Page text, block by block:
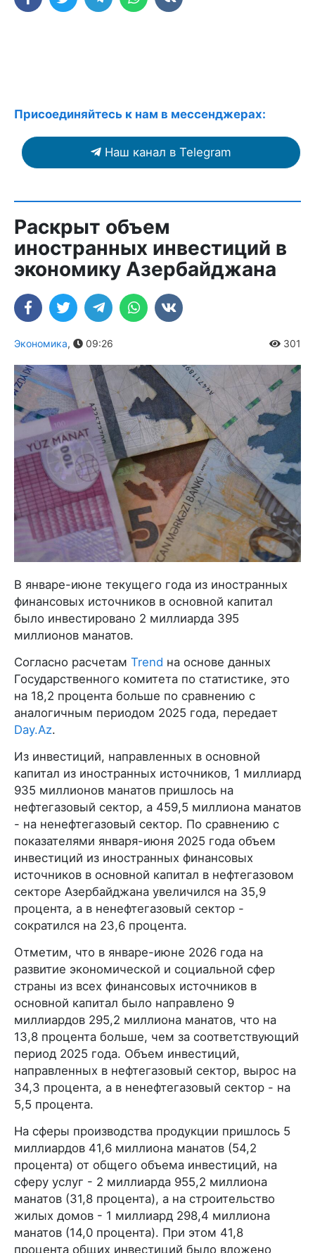
Присоединяйтесь к нам в мессенджерах:
Наш канал в Telegram
Раскрыт объем
иностранных инвестиций в
экономику Азербайджана
Экономика, 09:26 301
В январе-июне текущего года из иностранных
финансовых источников в основной капитал
было инвестировано 2 миллиарда 395
миллионов манатов.
Согласно расчетам Trend на основе данных
Государственного комитета по статистике, это
на 18,2 процента больше по сравнению с
аналогичным периодом 2025 года, передает
Day.Az.
Из инвестиций, направленных в основной
капитал из иностранных источников, 1 миллиард
935 миллионов манатов пришлось на
нефтегазовый сектор, а 459,5 миллиона манатов
- на ненефтегазовый сектор. По сравнению с
показателями января-июня 2025 года объем
инвестиций из иностранных финансовых
источников в основной капитал в нефтегазовом
секторе Азербайджана увеличился на 35,9
процента, а в ненефтегазовый сектор -
сократился на 23,6 процента.
Отметим, что в январе-июне 2026 года на
развитие экономической и социальной сфер
страны из всех финансовых источников в
основной капитал было направлено 9
миллиардов 295,2 миллиона манатов, что на
13,8 процента больше, чем за соответствующий
период 2025 года. Объем инвестиций,
направленных в нефтегазовый сектор, вырос на
34,3 процента, а в ненефтегазовый сектор - на
5,5 процента.
На сферы производства продукции пришлось 5
миллиардов 41,6 миллиона манатов (54,2
процента) от общего объема инвестиций, на
сферу услуг - 2 миллиарда 955,2 миллиона
манатов (31,8 процента), а на строительство
жилых домов - 1 миллиард 298,4 миллиона
манатов (14,0 процента). При этом 41,8
процента общих инвестиций было вложено